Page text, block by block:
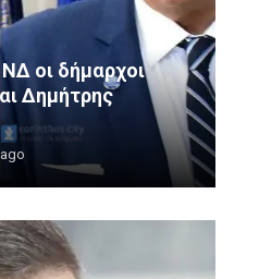
οι δήμαρχοι
Δημήτρης